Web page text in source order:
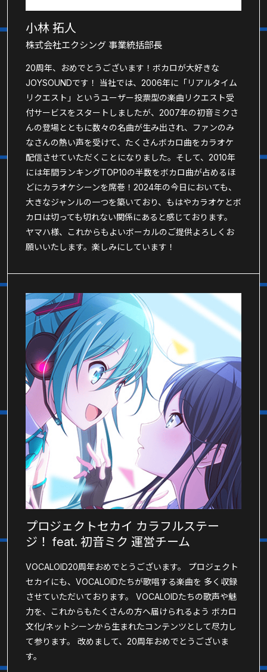
小林 拓人
株式会社エクシング 事業統括部長
20周年、おめでとうございます！ボカロが大好きな
JOYSOUNDです！ 当社では、2006年に「リアルタイム
リクエスト」というユーザー投票型の楽曲リクエスト受
付サービスをスタートしましたが、2007年の初音ミクさ
んの登場とともに数々の名曲が生み出され、ファンのみ
なさんの熱い声を受けて、たくさんボカロ曲をカラオケ
配信させていただくことになりました。そして、2010年
には年間ランキングTOP10の半数をボカロ曲が占めるほ
どにカラオケシーンを席巻！2024年の今日においても、
大きなジャンルの一つを築いており、もはやカラオケとボ
カロは切っても切れない関係にあると感じております。
ヤマハ様、これからもよいボーカルのご提供よろしくお
願いいたします。楽しみにしています！
プロジェクトセカイ カラフルステー
ジ！ feat. 初音ミク 運営チーム
VOCALOID20周年おめでとうございます。 プロジェクト
セカイにも、VOCALOIDたちが歌唱する楽曲を 多く収録
させていただいております。 VOCALOIDたちの歌声や魅
力を、これからもたくさんの方へ届けられるよう ボカロ
文化/ネットシーンから生まれたコンテンツとして尽力し
て参ります。 改めまして、20周年おめでとうございま
す。